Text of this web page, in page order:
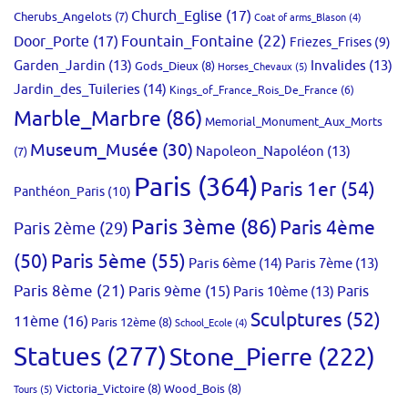
Cherubs_Angelots (7) Church_Eglise (17) Coat of arms_Blason (4)
Door_Porte (17) Fountain_Fontaine (22) Friezes_Frises (9)
Garden_Jardin (13) Gods_Dieux (8) Horses_Chevaux (5) Invalides (13)
Jardin_des_Tuileries (14) Kings_of_France_Rois_De_France (6)
Marble_Marbre (86) Memorial_Monument_Aux_Morts
(7) Museum_Musée (30) Napoleon_Napoléon (13)
Panthéon_Paris (10) Paris (364)Paris 1er (54)
Paris 2ème (29) Paris 3ème (86)Paris 4ème
(50)Paris 5ème (55) Paris 6ème (14) Paris 7ème (13)
Paris 8ème (21) Paris 9ème (15) Paris 10ème (13) Paris
11ème (16) Paris 12ème (8) School_Ecole (4) Sculptures (52)
Statues (277)Stone_Pierre (222)
Tours (5) Victoria_Victoire (8)Wood_Bois (8)